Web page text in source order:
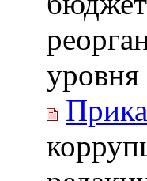
уровня